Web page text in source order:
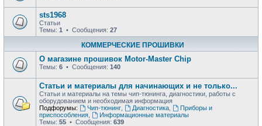
sts1968
Статьи
Темы: 1 • Сообщения: 27
КОММЕРЧЕСКИЕ ПРОШИВКИ
О магазине прошивок Motor-Master Chip
Темы: 6 • Сообщения: 140
Статьи и материалы для начинающих и не только...
Статьи и материалы на темы чип-тюнинга, диагностики, работы с
оборудованием и необходимая информация
Подфорумы:
Чип-тюнинг, Диагностика,
Приборы и
приспособления
Информационные материалы
Темы: 55 • Сообщения: 639